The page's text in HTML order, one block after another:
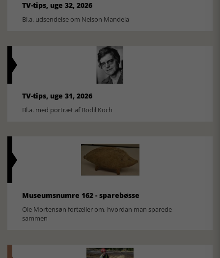
TV-tips, uge 32, 2026
Bl.a. udsendelse om Nelson Mandela
TV-tips, uge 31, 2026
Bl.a. med portræt af Bodil Koch
Museumsnumre 162 - sparebøsse
Ole Mortensøn fortæller om, hvordan man sparede
sammen